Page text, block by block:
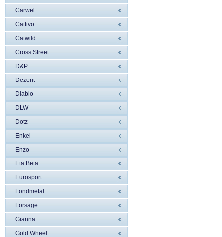
Carwel
Cattivo
Catwild
Cross Street
D&P
Dezent
Diablo
DLW
Dotz
Enkei
Enzo
Eta Beta
Eurosport
Fondmetal
Forsage
Gianna
Gold Wheel